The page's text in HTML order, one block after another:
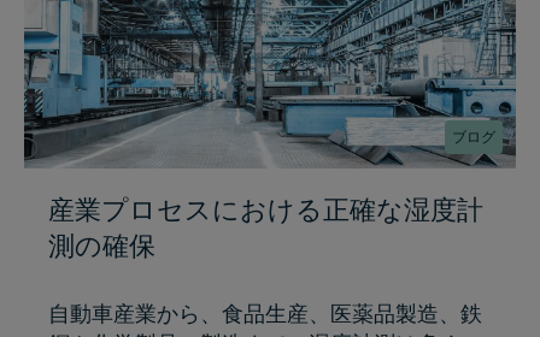
ブログ
産業プロセスにおける正確な湿度計
測の確保
自動車産業から、食品生産、医薬品製造、鉄